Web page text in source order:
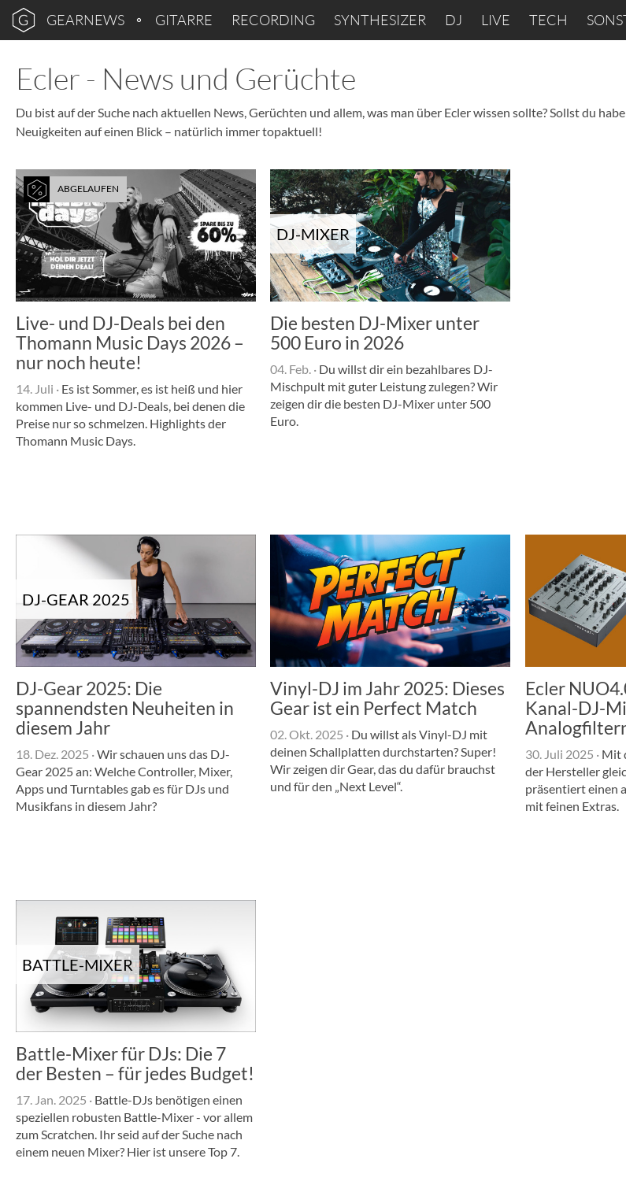
GEARNEWS GITARRE RECORDING SYNTHESIZER DJ LIVE TECH
Ecler - News und Gerüchte
Du bist auf der Suche nach aktuellen News, Gerüchten und allem, was man über Ecler wissen sollte? Sollst du
Neuigkeiten auf einen Blick – natürlich immer topaktuell!
ABGELAUFEN
Live- und DJ-Deals bei den
Thomann Music Days 2026 –
nur noch heute!
14. Juli · Es ist Sommer, es ist heiß und hier
kommen Live- und DJ-Deals, bei denen die
Preise nur so schmelzen. Highlights der
Thomann Music Days.
DJ-MIXER
Die besten DJ-Mixer unter
500 Euro in 2026
04. Feb. ·Du willst dir ein bezahlbares DJ-
Mischpult mit guter Leistung zulegen? Wir
zeigen dir die besten DJ-Mixer unter 500
Euro.
DJ-GEAR 2025
DJ-Gear 2025: Die
spannendsten Neuheiten in
diesem Jahr
18. Dez. 2025 ·Wir schauen uns das DJ-
Gear 2025 an: Welche Controller, Mixer,
Apps und Turntables gab es für DJs und
Musikfans in diesem Jahr?
Vinyl-DJ im Jahr 2025: Dieses
Gear ist ein Perfect Match
02. Okt. 2025 ·Du willst als Vinyl-DJ mit
deinen Schallplatten durchstarten? Super!
Wir zeigen dir Gear, das du dafür brauchst
und für den „Next Level“.
Ecler
Kanal-DJ-
30. Juli 2025 ·Mit
der Hersteller
präsentiert einen
mit feinen Extras.
BATTLE-MIXER
Battle-Mixer für DJs: Die 7
der Besten – für jedes Budget!
17. Jan. 2025 · Battle-DJs benötigen einen
speziellen robusten Battle-Mixer - vor allem
zum Scratchen. Ihr seid auf der Suche nach
einem neuen Mixer? Hier ist unsere Top 7.